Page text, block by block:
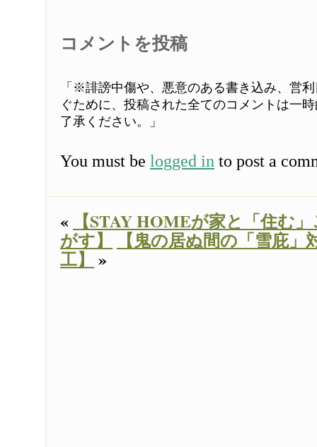
コメントを投稿
「※誹謗中傷や、悪意のある書き込み、営
ぐために、投稿された全てのコメントは一
了承ください。」
You must be logged in to post a
« 【STAY HOMEが家と「住む
がす】 【鬼の居ぬ間の「雪庇」
工】 »